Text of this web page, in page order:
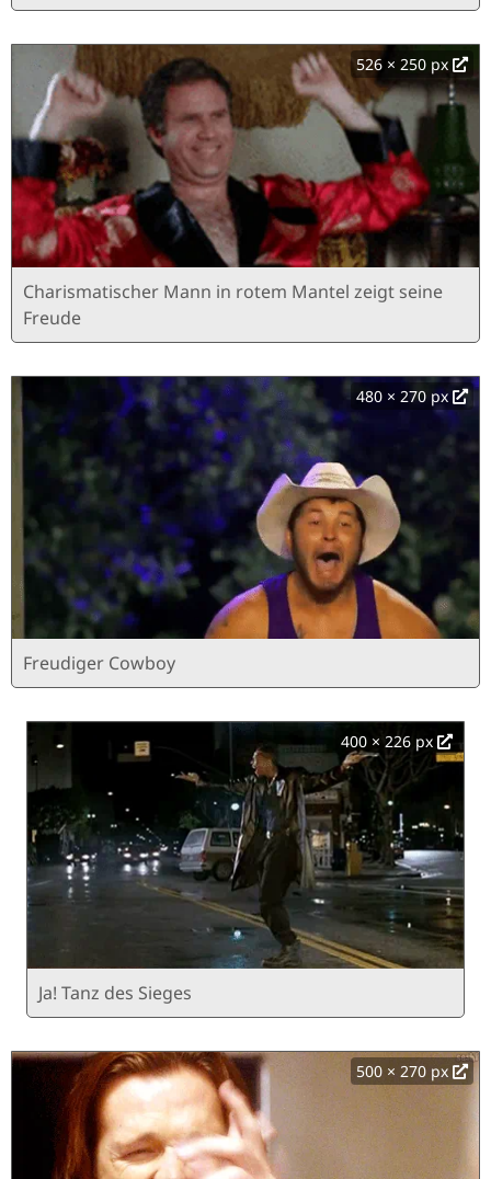
526 × 250 px
Charismatischer Mann in rotem Mantel zeigt seine
Freude
480 × 270 px
Freudiger Cowboy
400 × 226 px
Ja! Tanz des Sieges
500 × 270 px